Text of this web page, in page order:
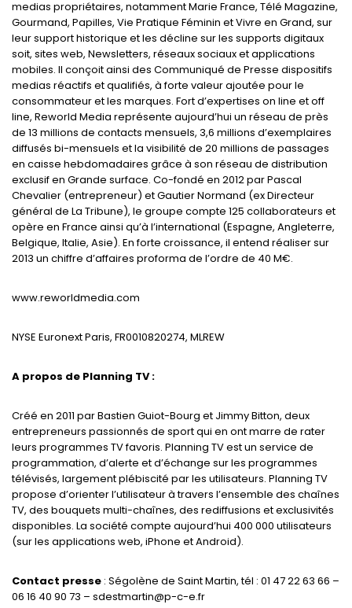
medias propriétaires, notamment Marie France, Télé Magazine,
Gourmand, Papilles, Vie Pratique Féminin et Vivre en Grand, sur
leur support historique et les décline sur les supports digitaux
soit, sites web, Newsletters, réseaux sociaux et applications
mobiles. Il conçoit ainsi des Communiqué de Presse dispositifs
medias réactifs et qualifiés, à forte valeur ajoutée pour le
consommateur et les marques. Fort d’expertises on line et off
line, Reworld Media représente aujourd’hui un réseau de près
de 13 millions de contacts mensuels, 3,6 millions d’exemplaires
diffusés bi-mensuels et la visibilité de 20 millions de passages
en caisse hebdomadaires grâce à son réseau de distribution
exclusif en Grande surface. Co-fondé en 2012 par Pascal
Chevalier (entrepreneur) et Gautier Normand (ex Directeur
général de La Tribune), le groupe compte 125 collaborateurs et
opère en France ainsi qu’à l’international (Espagne, Angleterre,
Belgique, Italie, Asie). En forte croissance, il entend réaliser sur
2013 un chiffre d’affaires proforma de l’ordre de 40 M€.
www.reworldmedia.com
NYSE Euronext Paris, FR0010820274, MLREW
A propos de Planning TV :
Créé en 2011 par Bastien Guiot-Bourg et Jimmy Bitton, deux
entrepreneurs passionnés de sport qui en ont marre de rater
leurs programmes TV favoris. Planning TV est un service de
programmation, d’alerte et d’échange sur les programmes
télévisés, largement plébiscité par les utilisateurs. Planning TV
propose d’orienter l’utilisateur à travers l’ensemble des chaînes
TV, des bouquets multi-chaînes, des rediffusions et exclusivités
disponibles. La société compte aujourd’hui 400 000 utilisateurs
(sur les applications web, iPhone et Android).
Contact presse : Ségolène de Saint Martin, tél : 01 47 22 63 66 –
06 16 40 90 73 – sdestmartin@p-c-e.fr